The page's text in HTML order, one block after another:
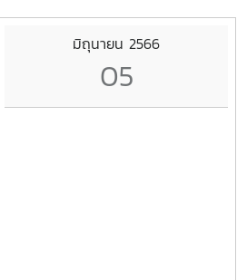
มิถุนายน 2566
05